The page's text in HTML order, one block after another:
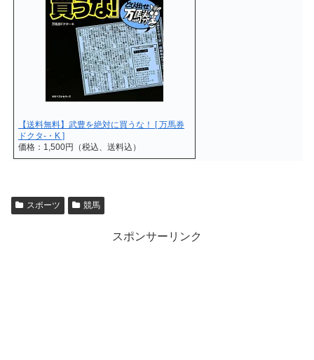
【送料無料】武豊を絶対に買うな！ [ 万馬券
ドクタ-・K ]
価格：1,500円（税込、送料込）
スポーツ 競馬
スポンサーリンク